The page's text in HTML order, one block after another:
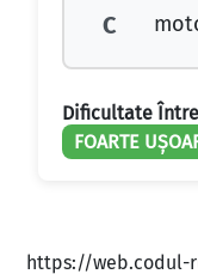
C
Dificultate
FOARTE
https://web.codul-